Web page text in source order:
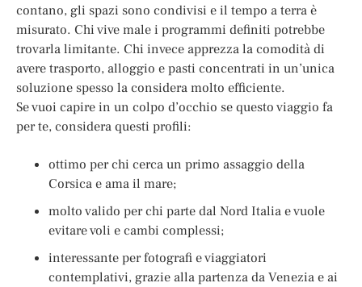
contano, gli spazi sono condivisi e il tempo a terra è
misurato. Chi vive male i programmi definiti potrebbe
trovarla limitante. Chi invece apprezza la comodità di
avere trasporto, alloggio e pasti concentrati in un’unica
soluzione spesso la considera molto efficiente.
Se vuoi capire in un colpo d’occhio se questo viaggio fa
per te, considera questi profili:
ottimo per chi cerca un primo assaggio della
Corsica e ama il mare;
molto valido per chi parte dal Nord Italia e vuole
evitare voli e cambi complessi;
interessante per fotografi e viaggiatori
contemplativi, grazie alla partenza da Venezia e ai